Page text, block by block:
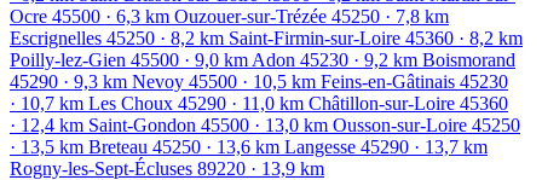
Ocre 45500 · 6,3 km Ouzouer-sur-Trézée 45250 · 7,8 km
Escrignelles 45250 · 8,2 km Saint-Firmin-sur-Loire 45360 · 8,2 km
Poilly-lez-Gien 45500 · 9,0 km Adon 45230 · 9,2 km Boismorand
45290 · 9,3 km Nevoy 45500 · 10,5 km Feins-en-Gâtinais 45230
· 10,7 km Les Choux 45290 · 11,0 km Châtillon-sur-Loire 45360
· 12,4 km Saint-Gondon 45500 · 13,0 km Ousson-sur-Loire 45250
· 13,5 km Breteau 45250 · 13,6 km Langesse 45290 · 13,7 km
Rogny-les-Sept-Écluses 89220 · 13,9 km